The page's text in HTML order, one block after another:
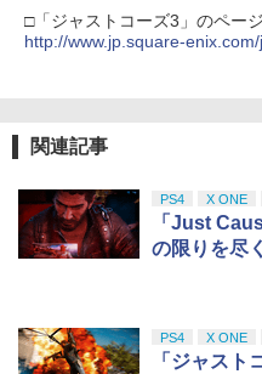
（DLC
￥5,000
￥10,737
￥14,141
￥8,800
□「ジャストコーズ3」のページ
http://www.jp.square-
関連記事
PS4 X ONE
「Just
の限りを尽
PS4 X ONE
「ジャスト